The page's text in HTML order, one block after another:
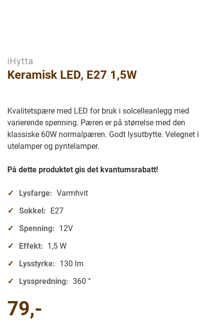
Gå
til
bilder
galleriet
iHytta
Keramisk LED, E27 1,5W
Kvalitetspære med LED for bruk i solcelleanlegg med
varierende spenning. Pæren er på størrelse med den
klassiske 60W normalpæren. Godt lysutbytte. Velegnet i
utelamper og pyntelamper.
På dette produktet gis det kvantumsrabatt!
Lysfarge: Varmhvit
Sokkel: E27
Spenning: 12V
Effekt: 1,5 W
Lysstyrke: 130 lm
Lysspredning: 360 °
79,-